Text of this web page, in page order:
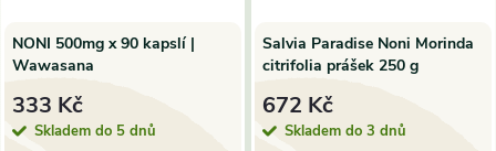
NONI 500mg x 90 kapslí |
Wawasana
333 Kč
Skladem do 5 dnů
Salvia Paradise Noni Morinda
citrifolia prášek 250 g
672 Kč
Skladem do 3 dnů